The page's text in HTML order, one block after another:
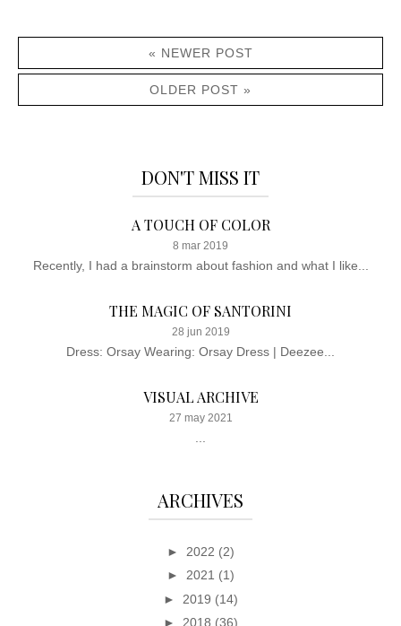
« NEWER POST
OLDER POST »
DON'T MISS IT
A TOUCH OF COLOR
8 mar 2019
Recently, I had a brainstorm about fashion and what I like...
THE MAGIC OF SANTORINI
28 jun 2019
Dress: Orsay Wearing: Orsay Dress | Deezee...
VISUAL ARCHIVE
27 may 2021
ARCHIVES
► 2022 (2)
► 2021 (1)
► 2019 (14)
► 2018 (36)